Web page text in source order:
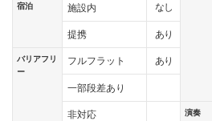
宿泊 施設内 なし
提携 あり
バリアフリ
ー
フルフラット あり
一部段差あり
非対応 演奏